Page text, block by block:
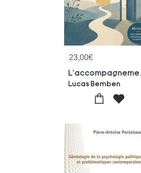
23,00€
Lucas Bemben